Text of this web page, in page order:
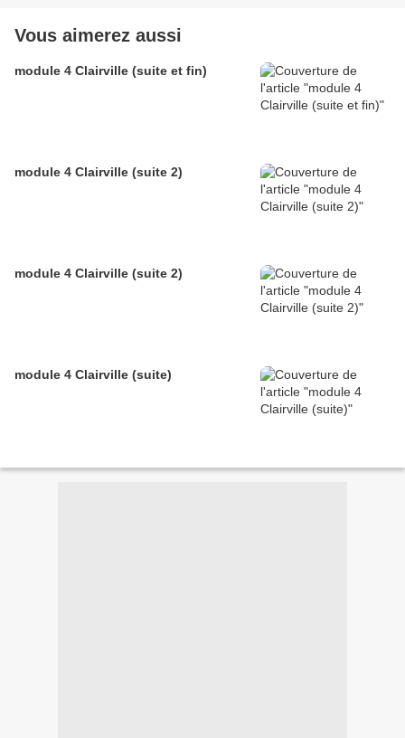
Vous aimerez aussi
module 4 Clairville (suite et fin)
module 4 Clairville (suite 2)
module 4 Clairville (suite 2)
module 4 Clairville (suite)